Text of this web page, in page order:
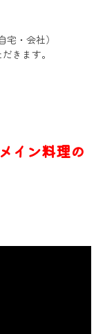
・会社）
きます。
イン料理の